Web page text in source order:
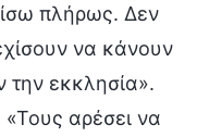
πλήρως. Δεν
να κάνουν
την εκκλησία».
αρέσει να